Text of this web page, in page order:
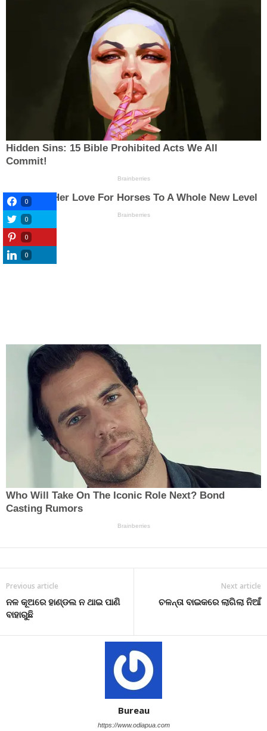
Previous article
ନଳ କୂଅରେ ହାଣ୍ଡଲ ନ ଥାଇ ପାଣି
ବାହାରୁଛି
Next article
ଚଳନ୍ତା ବାଇକରେ ଲାଗିଲା ନିଆଁ
Bureau
https://www.odiapua.com
0
0
0
0